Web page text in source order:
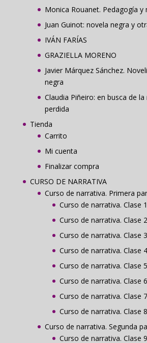
Monica Rouanet. Pedagogía y
Juan Guinot: novela negra y
IVÁN FARÍAS
GRAZIELLA MORENO
Javier Márquez Sánchez.
negra
Claudia Piñeiro: en busca de
perdida
Tienda
Carrito
Mi cuenta
Finalizar compra
CURSO DE NARRATIVA
Curso de narrativa. Primera
Curso de narrativa. Clase 1
Curso de narrativa. Clase 2
Curso de narrativa. Clase 3
Curso de narrativa. Clase 4
Curso de narrativa. Clase 5
Curso de narrativa. Clase 6
Curso de narrativa. Clase 7
Curso de narrativa. Clase 8
Curso de narrativa. Segunda
Curso de narrativa. Clase 9